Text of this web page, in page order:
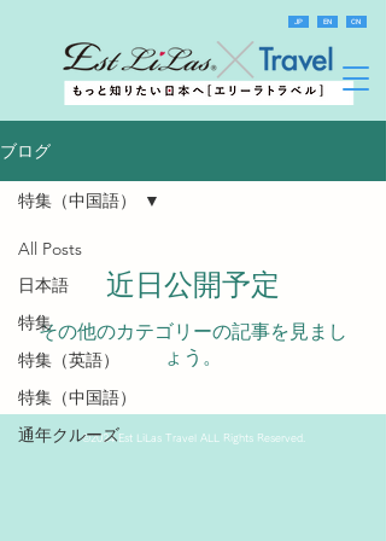
JP EN CN
ブログ
All Posts
日本語
特集
特集（英語）
特集（中国語）
通年クルーズ
特集（中国語）
近日公開予定
その他のカテゴリーの記事を見まし
ょう。
©2024 Est LiLas Travel ALL Rights Reserved.